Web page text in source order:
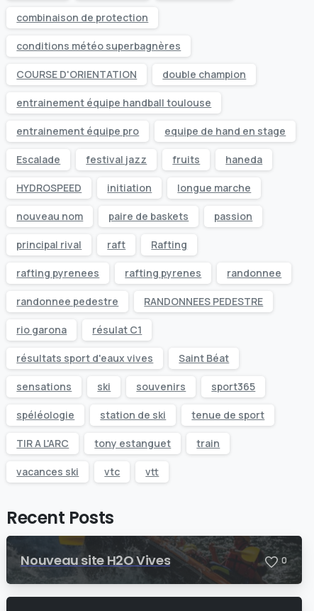
combinaison de protection
conditions météo superbagnères
COURSE D'ORIENTATION double champion
entrainement équipe handball toulouse
entrainement équipe pro equipe de hand en stage
Escalade festival jazz fruits haneda
HYDROSPEED initiation longue marche
nouveau nom paire de baskets passion
principal rival raft Rafting
rafting pyrenees rafting pyrenes randonnee
randonnee pedestre RANDONNEES PEDESTRE
rio garona résulat C1
résultats sport d'eaux vives Saint Béat
sensations ski souvenirs sport365
spéléologie station de ski tenue de sport
TIR A L'ARC tony estanguet train
vacances ski vtc vtt
Recent Posts
Nouveau site H2O Vives 0